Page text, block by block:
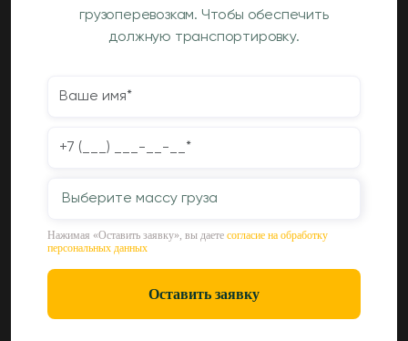
грузоперевозкам. Чтобы обеспечить
должную транспортировку.
Выберите массу груза
Нажимая «Оставить заявку», вы даете согласие на обработку
персональных данных
Оставить заявку